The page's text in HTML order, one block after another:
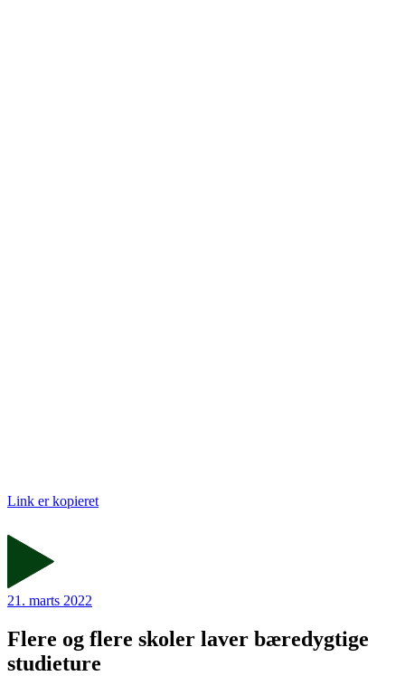
Link er kopieret
21. marts 2022
Flere og flere skoler laver bæredygtige
studieture